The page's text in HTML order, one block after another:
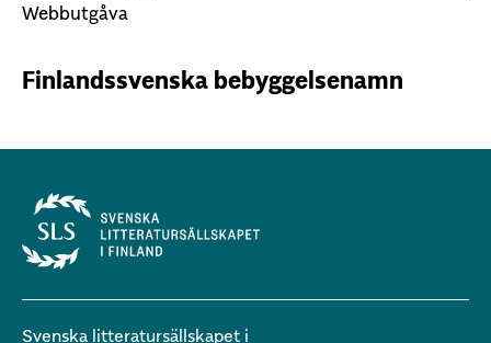
Webbutgåva
Finlandssvenska bebyggelsenamn
Svenska litteratursällskapet i